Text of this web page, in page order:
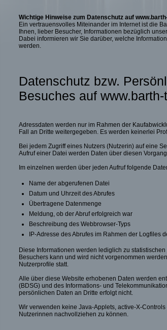
Wichtige Hinweise zum Datenschutz auf
Ein vertrauensvolles Miteinander im Internet ist die
Ihnen, lieber Besucher, Informationen bezüglich
Dabei informieren wir Sie darüber, welche
werden.
Datenschutz bzw.
Besuches auf
Adressdaten werden nur im Rahmen der
Fall an Dritte weitergegeben. Es werden keinerlei
Bei jedem Zugriff eines Nutzers (Nutzerin) auf eine
Aufruf einer Datei werden Daten über diesen
Im einzelnen werden über jeden Aufruf folgende
Name der abgerufenen Datei
Datum und Uhrzeit des Abrufes
Übertragene Datenmenge
Meldung, ob der Abruf erfolgreich war
Beschreibung des Webbrowser-Typs
IP-Adresse des Abrufes im Rahmen der Logfiles
Diese Informationen werden lediglich zu
Besuchers kann und wird nicht vorgenommen
Nutzerprofile statt.
Alle über diese Website erhobenen Daten werden
(BDSG) und des Informations- und
persönlichen Daten an Dritte erfolgt nicht.
Wir verwenden keine Java-Applets, active-X-
Nutzerinnen nachvollziehen zu können.